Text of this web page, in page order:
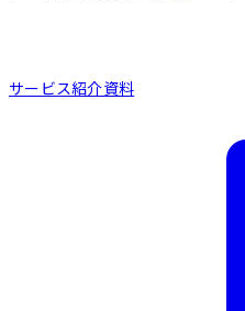
サービス紹介資料